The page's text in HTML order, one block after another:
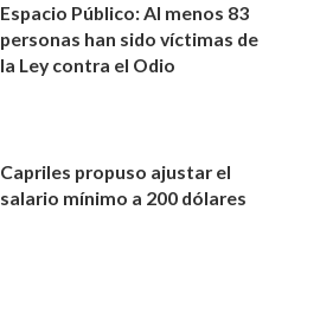
Espacio Público: Al menos 83
personas han sido víctimas de
la Ley contra el Odio
Capriles propuso ajustar el
salario mínimo a 200 dólares